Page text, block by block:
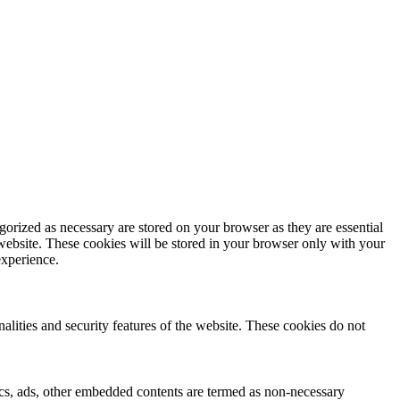
as necessary are stored on your browser as they are essential
These cookies will be stored in your browser only with your
and security features of the website. These cookies do not
other embedded contents are termed as non-necessary